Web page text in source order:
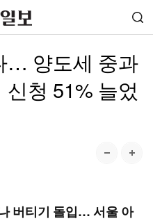
… 양도세 중과
청 51% 늘었
버티기 돌입… 서울 아